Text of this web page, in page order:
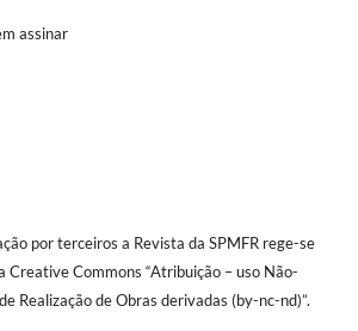
assinar
por terceiros a Revista da SPMFR rege-se
Creative Commons “Atribuição – uso Não-
Realização de Obras derivadas (by-nc-nd)”.